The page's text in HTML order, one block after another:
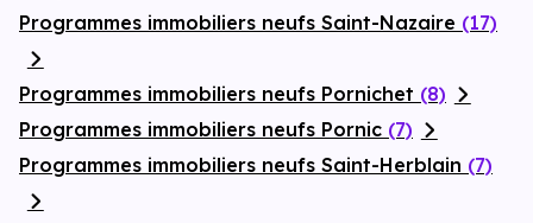
Programmes immobiliers neufs Saint-Nazaire (17)
Programmes immobiliers neufs Pornichet (8)
Programmes immobiliers neufs Pornic (7)
Programmes immobiliers neufs Saint-Herblain (7)